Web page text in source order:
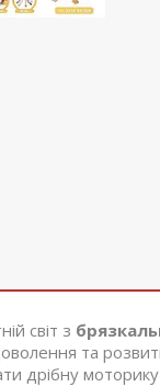
світ з
та
дрібну моторику